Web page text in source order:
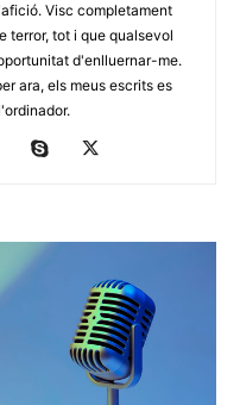
Visc completament
terror, tot i que qualsevol
d'enlluernar-me.
ara, els meus escrits es